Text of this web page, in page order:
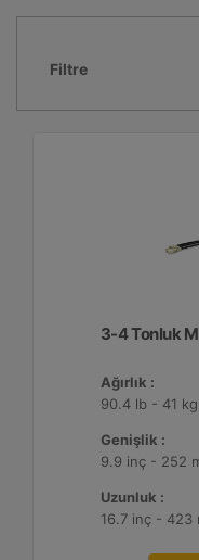
Filtre
3-4 Tonluk
Ağırlık :
90.4 lb - 41 kg
Genişlik :
9.9 inç - 252
Uzunluk :
16.7 inç - 423